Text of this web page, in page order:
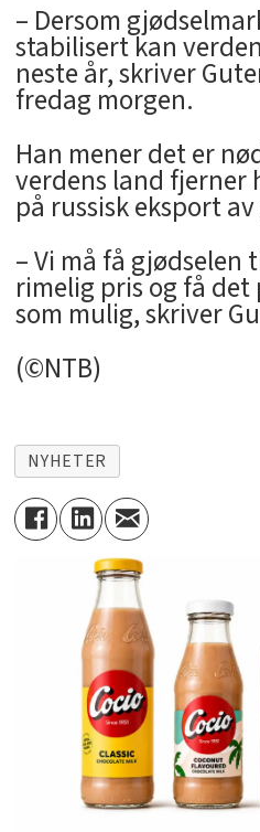
­– Dersom
stabilisert kan
neste år, skriver
fredag morgen.
Han mener det er
verdens land
på russisk eksport
– Vi må få gjødselen
rimelig pris og få
som mulig, skriver
(©NTB)
NYHETER